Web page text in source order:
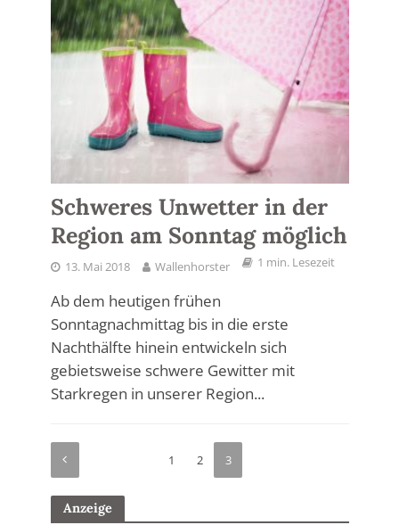
Schweres Unwetter in der
Region am Sonntag möglich
13. Mai 2018 Wallenhorster 1 min. Lesezeit
Ab dem heutigen frühen
Sonntagnachmittag bis in die erste
Nachthälfte hinein entwickeln sich
gebietsweise schwere Gewitter mit
Starkregen in unserer Region...
1 2 3
Anzeige